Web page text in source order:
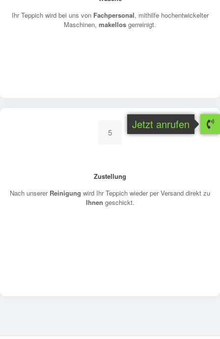
Ihr Teppich wird bei uns von Fachpersonal, mithilfe hochentwickelter
Maschinen, makellos gerreinigt.
5
Zustellung
Nach unserer Reinigung wird Ihr Teppich wieder per Versand direkt zu
Ihnen geschickt.
Jetzt anrufen